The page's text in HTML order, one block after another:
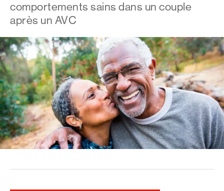
comportements sains dans un couple
après un AVC